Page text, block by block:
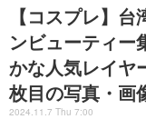
【コスプレ】
ンビューティー
かな人気レイヤ
枚目の写真・画
2024.11.7 Thu 7:00